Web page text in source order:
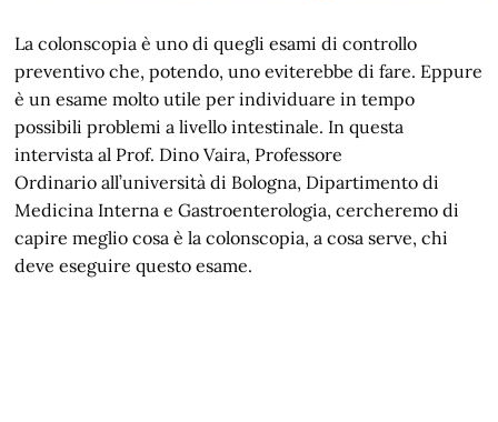
La colonscopia è uno di quegli esami di controllo
preventivo che, potendo, uno eviterebbe di fare. Eppure
è un esame molto utile per individuare in tempo
possibili problemi a livello intestinale. In questa
intervista al Prof. Dino Vaira, Professore
Ordinario all’università di Bologna, Dipartimento di
Medicina Interna e Gastroenterologia, cercheremo di
capire meglio cosa è la colonscopia, a cosa serve, chi
deve eseguire questo esame.